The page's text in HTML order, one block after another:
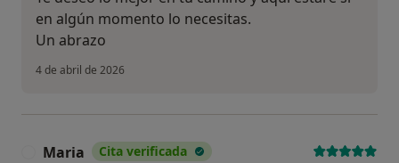
en algún momento lo necesitas.
Un abrazo
4 de abril de 2026
Maria Cita verificada